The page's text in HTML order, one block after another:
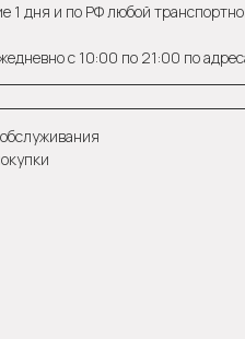
1 дня и по РФ любой
с 10:00 по 21:00 по